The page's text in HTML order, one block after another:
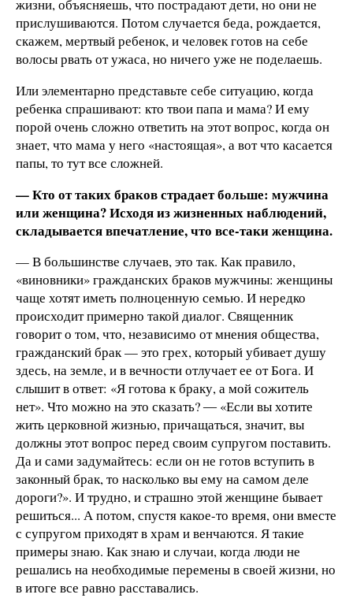
жизни, объясняешь, что пострадают дети, но они не
прислушиваются. Потом случается беда, рождается,
скажем, мертвый ребенок, и человек готов на себе
волосы рвать от ужаса, но ничего уже не поделаешь.
Или элементарно представьте себе ситуацию, когда
ребенка спрашивают: кто твои папа и мама? И ему
порой очень сложно ответить на этот вопрос, когда он
знает, что мама у него «настоящая», а вот что касается
папы, то тут все сложней.
— Кто от таких браков страдает больше: мужчина
или женщина? Исходя из жизненных наблюдений,
складывается впечатление, что все-таки женщина.
— В большинстве случаев, это так. Как правило,
«виновники» гражданских браков мужчины: женщины
чаще хотят иметь полноценную семью. И нередко
происходит примерно такой диалог. Священник
говорит о том, что, независимо от мнения общества,
гражданский брак — это грех, который убивает душу
здесь, на земле, и в вечности отлучает ее от Бога. И
слышит в ответ: «Я готова к браку, а мой сожитель
нет». Что можно на это сказать? ― «Если вы хотите
жить церковной жизнью, причащаться, значит, вы
должны этот вопрос перед своим супругом поставить.
Да и сами задумайтесь: если он не готов вступить в
законный брак, то насколько вы ему на самом деле
дороги?». И трудно, и страшно этой женщине бывает
решиться... А потом, спустя какое-то время, они вместе
с супругом приходят в храм и венчаются. Я такие
примеры знаю. Как знаю и случаи, когда люди не
решались на необходимые перемены в своей жизни, но
в итоге все равно расставались.